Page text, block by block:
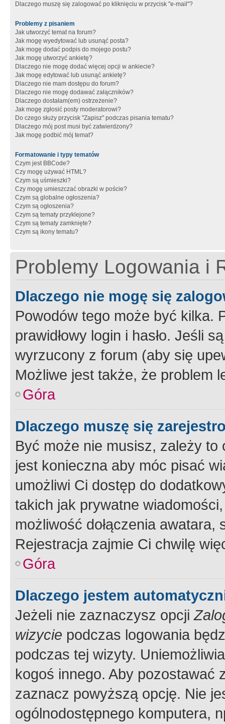
Dlaczego muszę się zalogować po kliknięciu w przycisk "e-mail"?
Problemy z pisaniem
Jak utworzyć temat na forum?
Jak mogę wyedytować lub usunąć posta?
Jak mogę dodać podpis do mojego postu?
Jak mogę utworzyć ankietę?
Dlaczego nie mogę dodać więcej opcji w ankiecie?
Jak mogę edytować lub usunąć ankietę?
Dlaczego nie mam dostępu do forum?
Dlaczego nie mogę dodawać załączników?
Dlaczego dostałam(em) ostrzeżenie?
Jak mogę zgłosić posty moderatorowi?
Do czego służy przycisk "Zapisz" podczas pisania tematu?
Dlaczego mój post musi być zatwierdzony?
Jak mogę podbić mój temat?
Formatowanie i typy tematów
Czym jest BBCode?
Czy mogę używać HTML?
Czym są uśmieszki?
Czy mogę umieszczać obrazki w poście?
Czym są globalne ogłoszenia?
Czym są ogłoszenia?
Czym są tematy przyklejone?
Czym są tematy zamknięte?
Czym są ikony tematu?
Problemy Logowania i
Dlaczego nie mogę się
Powodów tego może być kilka.
prawidłowy login i hasło. Jeśli
wyrzucony z forum (aby się
Możliwe jest także, że problem
Góra
Dlaczego muszę się
Być może nie musisz, zależy
jest konieczna aby móc pisać
umożliwi Ci dostęp do
takich jak prywatne
możliwość dołączenia
Rejestracja zajmie Ci chwilę
Góra
Dlaczego jestem
Jeżeli nie zaznaczysz opcji
wizycie podczas logowania
podczas tej wizyty.
kogoś innego. Aby pozostawać
zaznacz powyższą opcję. Nie
ogólnodostępnego komputera,